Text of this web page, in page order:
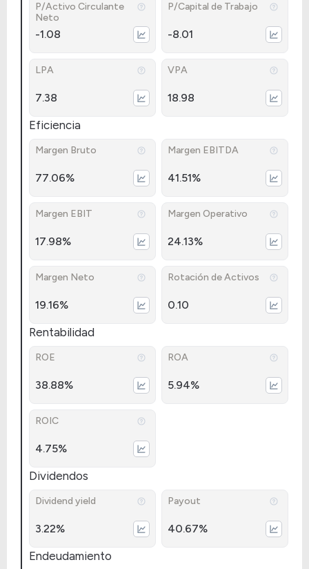
P/Activo Circulante
Neto
-1.08
P/Capital de Trabajo
-8.01
LPA
7.38
VPA
18.98
Eficiencia
Margen Bruto
77.06%
Margen EBITDA
41.51%
Margen EBIT
17.98%
Margen Operativo
24.13%
Margen Neto
19.16%
Rotación de Activos
0.10
Rentabilidad
ROE
38.88%
ROA
5.94%
ROIC
4.75%
Dividendos
Dividend yield
3.22%
Payout
40.67%
Endeudamiento